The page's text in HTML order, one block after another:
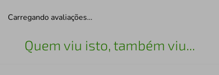
Carregando avaliações…
Quem viu isto, também viu...